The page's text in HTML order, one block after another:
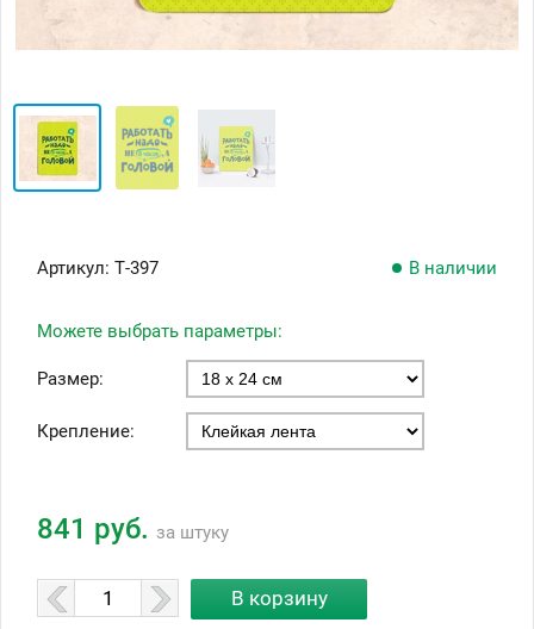
Артикул: Т-397 В наличии
Можете выбрать параметры:
Размер:
Крепление:
841 руб. за штуку